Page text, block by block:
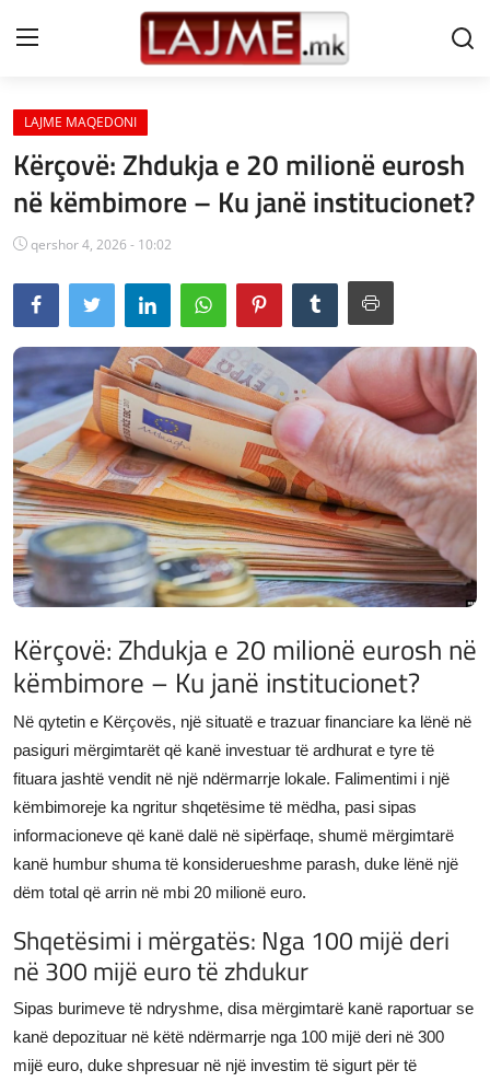
Shtëpi
LAJME MAQEDONI
SHQIPERI
KOSOVA
LAJME NGA BOTA
SHOWBIZ
SPORT
SHENDETI
JETA
Gallery
LAJME MAQEDONI
Kërçovë: Zhdukja e 20 milionë eurosh
në këmbimore – Ku janë institucionet?
qershor 4, 2026 - 10:02
Kërçovë: Zhdukja e 20 milionë eurosh në
këmbimore – Ku janë institucionet?
Në qytetin e Kërçovës, një situatë e trazuar financiare ka lënë në
pasiguri mërgimtarët që kanë investuar të ardhurat e tyre të
fituara jashtë vendit në një ndërmarrje lokale. Falimentimi i një
këmbimoreje ka ngritur shqetësime të mëdha, pasi sipas
informacioneve që kanë dalë në sipërfaqe, shumë mërgimtarë
kanë humbur shuma të konsiderueshme parash, duke lënë një
dëm total që arrin në mbi 20 milionë euro.
Shqetësimi i mërgatës: Nga 100 mijë deri
në 300 mijë euro të zhdukur
Sipas burimeve të ndryshme, disa mërgimtarë kanë raportuar se
kanë depozituar në këtë ndërmarrje nga 100 mijë deri në 300
mijë euro, duke shpresuar në një investim të sigurt për të